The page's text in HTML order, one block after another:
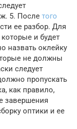
5. После того
ее разбор. Для
и будет
назвать оклейку
не должны
следует
пропускать
как правило,
завершения
оптики и ее